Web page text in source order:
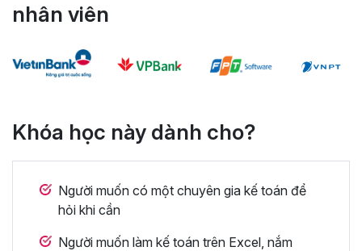
nhân viên
Khóa học này dành cho?
Người muốn có một chuyên gia kế toán để
hỏi khi cần
Người muốn làm kế toán trên Excel, nắm